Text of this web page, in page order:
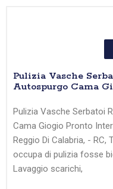
Pulizia Vasche
Autospurgo Cama
Pulizia Vasche Serbatoi
Cama Giogio Pronto
Reggio Di Calabria, - RC,
occupa di pulizia fosse
Lavaggio scarichi,